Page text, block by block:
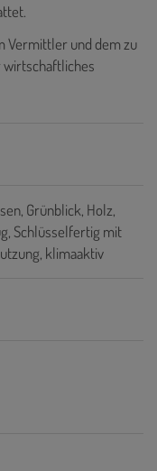
Vermittler und dem zu
Grünblick Holz
Schlüsselfertig mit
klimaaktiv